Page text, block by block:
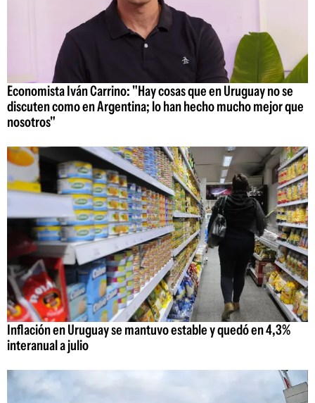
Economista Iván Carrino: "Hay cosas que en Uruguay no se
discuten como en Argentina; lo han hecho mucho mejor que
nosotros"
Inflación en Uruguay se mantuvo estable y quedó en 4,3%
interanual a julio